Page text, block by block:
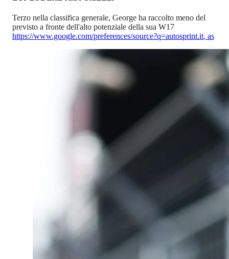
Terzo nella classifica generale, George ha raccolto meno del
previsto a fronte dell'alto potenziale della sua W17
https://www.google.com/preferences/source?q=autosprint.it, as